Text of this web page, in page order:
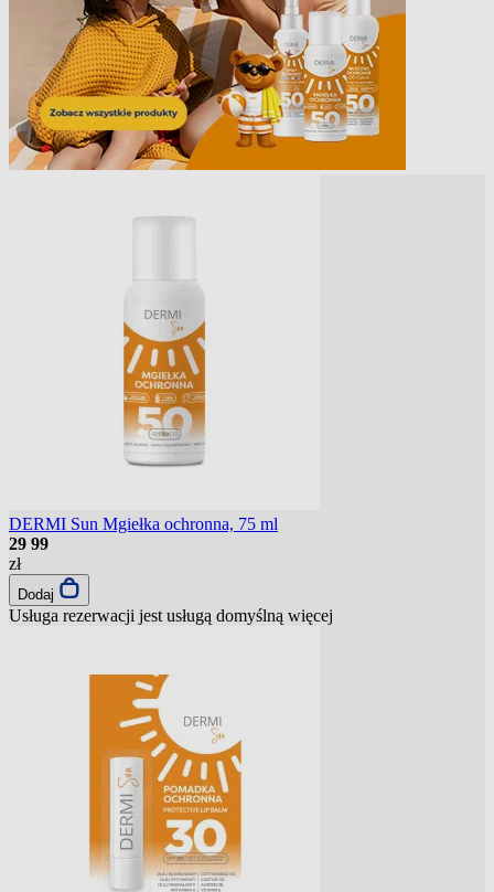
DERMI Sun Mgiełka ochronna, 75 ml
29 99
zł
Dodaj
Usługa rezerwacji jest usługą domyślną więcej